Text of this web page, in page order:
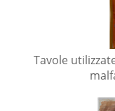
Tavole